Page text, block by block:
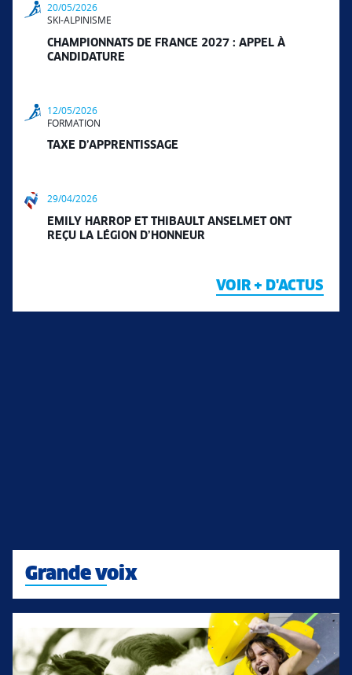
20/05/2026
SKI-ALPINISME
CHAMPIONNATS DE FRANCE 2027 : APPEL À
CANDIDATURE
12/05/2026
FORMATION
TAXE D’APPRENTISSAGE
29/04/2026
EMILY HARROP ET THIBAULT ANSELMET ONT
REÇU LA LÉGION D’HONNEUR
VOIR + D'ACTUS
Grande voix